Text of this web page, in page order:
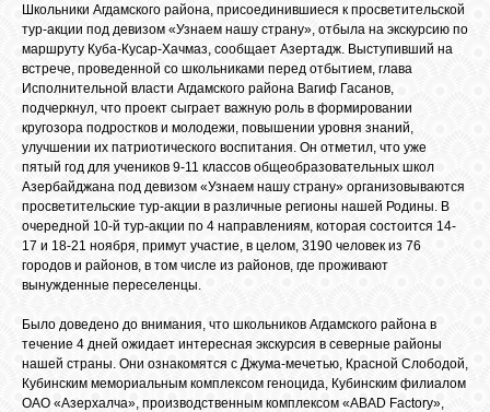
НАРОДЫ
БИБЛИОТЕКА
ГОСТЕВАЯ
ФОТО
Школьники Агдамского района, присоединившиеся к просветительской
тур-акции под девизом «Узнаем нашу страну», отбыла на экскурсию по
маршруту Куба-Кусар-Хачмаз, сообщает Азертадж. Выступивший на
встрече, проведенной со школьниками перед отбытием, глава
Исполнительной власти Агдамского района Вагиф Гасанов,
подчеркнул, что проект сыграет важную роль в формировании
кругозора подростков и молодежи, повышении уровня знаний,
улучшении их патриотического воспитания. Он отметил, что уже
пятый год для учеников 9-11 классов общеобразовательных школ
Азербайджана под девизом «Узнаем нашу страну» организовываются
просветительские тур-акции в различные регионы нашей Родины. В
очередной 10-й тур-акции по 4 направлениям, которая состоится 14-
17 и 18-21 ноября, примут участие, в целом, 3190 человек из 76
городов и районов, в том числе из районов, где проживают
вынужденные переселенцы.
Было доведено до внимания, что школьников Агдамского района в
течение 4 дней ожидает интересная экскурсия в северные районы
нашей страны. Они ознакомятся с Джума-мечетью, Красной Слободой,
Кубинским мемориальным комплексом геноцида, Кубинским филиалом
ОАО «Азерхалча», производственным комплексом «ABAD Factory»,